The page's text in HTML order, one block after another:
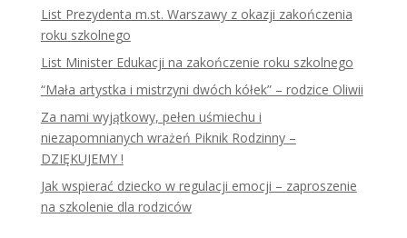
List Prezydenta m.st. Warszawy z okazji zakończenia
roku szkolnego
List Minister Edukacji na zakończenie roku szkolnego
“Mała artystka i mistrzyni dwóch kółek” – rodzice Oliwii
Za nami wyjątkowy, pełen uśmiechu i
niezapomnianych wrażeń Piknik Rodzinny –
DZIĘKUJEMY !
Jak wspierać dziecko w regulacji emocji – zaproszenie
na szkolenie dla rodziców